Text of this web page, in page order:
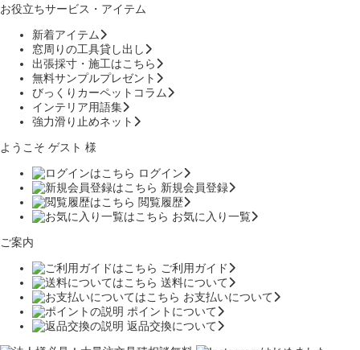
お役立ちサービス・アイテム
新着アイテム
窓周りの工具貸し出し
出張採寸・施工はこちら
無料サンプルプレゼント
びっくりカーペットコラム
インテリア用語集
強力滑り止めネット
ようこそ ゲスト 様
ログイン
新規会員登録
閲覧履歴
お気に入り一覧
ご案内
ご利用ガイド
送料について
お支払いについて
ポイントについて
返品交換について